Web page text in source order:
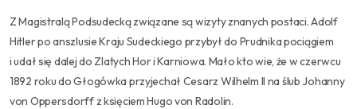
Z Magistralą Podsudecką związane są wizyty znanych postaci. Adolf
Hitler po anszlusie Kraju Sudeckiego przybył do Prudnika pociągiem
i udał się dalej do Zlatych Hor i Karniowa. Mało kto wie, że w czerwcu
1892 roku do Głogówka przyjechał Cesarz Wilhelm II na ślub Johanny
von Oppersdorff z księciem Hugo von Radolin.